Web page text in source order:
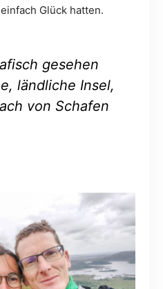
Glück hatten.
gesehen
ländliche Insel,
von Schafen